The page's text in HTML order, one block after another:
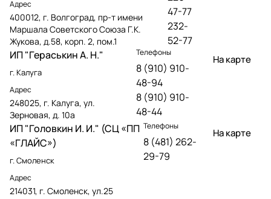
Адрес
400012, г. Волгоград, пр-т имени
Маршала Советского Союза Г.К.
Жукова, д.58, корп. 2, пом.1
47-77
232-
52-77
ИП "Гераськин А. Н."
г. Калуга
Адрес
248025, г. Калуга, ул.
Зерновая, д. 10а
Телефоны
8 (910) 910-
48-94
8 (910) 910-
48-44
На карте
ИП "Головкин И. И." (СЦ «ПП
«ГЛАЙС»)
г. Смоленск
Адрес
214031, г. Смоленск, ул.25
Телефоны
8 (481) 262-
29-79
На карте